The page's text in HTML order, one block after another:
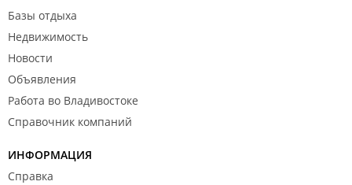
Базы отдыха
Недвижимость
Новости
Объявления
Работа во Владивостоке
Справочник компаний
ИНФОРМАЦИЯ
Справка